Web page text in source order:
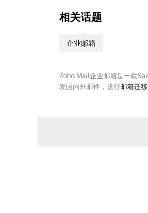
相关话题
企业邮箱
Zoho Mail企业邮箱是一款
发国内外邮件，进行邮箱迁移